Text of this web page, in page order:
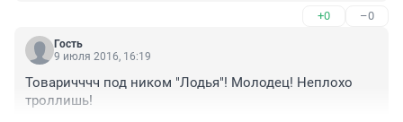
ней танцевать – не подъемная стала даже для
физически подготовленных мужчин!
+0 –0
Гость
9 июля 2016, 16:19
Товаричччч под ником "Лодья"! Молодец! Неплохо
троллишь!